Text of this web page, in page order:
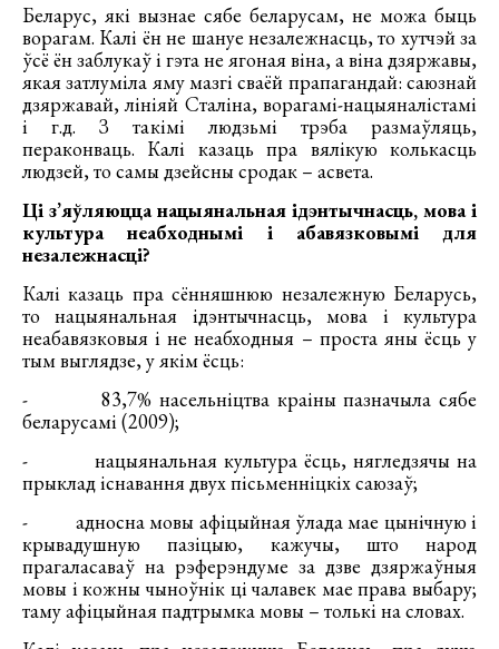
Беларус, які вызнае сябе беларусам, не можа быць
ворагам. Калі ён не шануе незалежнасць, то хутчэй за
ўсё ён заблукаў і гэта не ягоная віна, а віна дзяржавы,
якая затлуміла яму мазгі сваёй прапагандай: саюзнай
дзяржавай, лініяй Сталіна, ворагамі-нацыяналістамі
і г.д. З такімі людзьмі трэба размаўляць,
пераконваць. Калі казаць пра вялікую колькасць
людзей, то самы дзейсны сродак – асвета.
Ці з’яўляюцца нацыянальная ідэнтычнасць, мова і
культура неабходнымі і абавязковымі для
незалежнасці?
Калі казаць пра сённяшнюю незалежную Беларусь,
то нацыянальная ідэнтычнасць, мова і культура
неабавязковыя і не неабходныя – проста яны ёсць у
тым выглядзе, у якім ёсць:
- 83,7% насельніцтва краіны пазначыла сябе
беларусамі (2009);
- нацыянальная культура ёсць, нягледзячы на
прыклад існавання двух пісьменніцкіх саюзаў;
- адносна мовы афіцыйная ўлада мае цынічную і
крывадушную пазіцыю, кажучы, што народ
прагаласаваў на рэферэндуме за дзве дзяржаўныя
мовы і кожны чыноўнік ці чалавек мае права выбару;
таму афіцыйная падтрымка мовы – толькі на словах.